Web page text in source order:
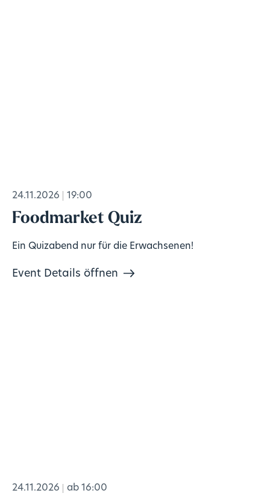
24.11.2026 19:00
Foodmarket Quiz
Ein Quizabend nur für die Erwachsenen!
Event Details öffnen
24.11.2026 ab 16:00